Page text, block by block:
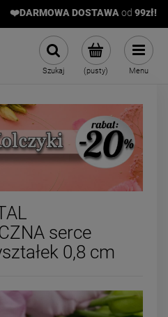
❤️DARMOWA DOSTAWA od 99zł!
(pusty)
Szukaj Menu
Bransoletka
kamyczki
Cena regularna:
Najniższa cena:
serce
0,8 cm